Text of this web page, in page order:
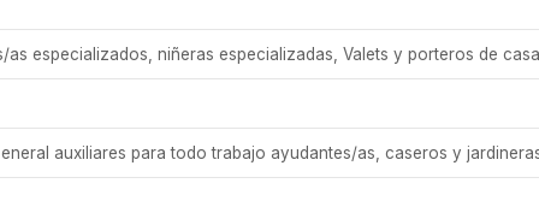
especializados, niñeras especializadas, Valets y porteros de
auxiliares para todo trabajo ayudantes/as, caseros y